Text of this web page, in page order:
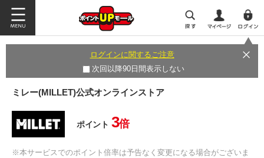
ログインに関するご注意
次回以降90日間表示しない
ミレー(MILLET)公式オンラインストア
ポイント 3倍
※本サービスでのポイント倍率は予告なく変更になる場合がございま